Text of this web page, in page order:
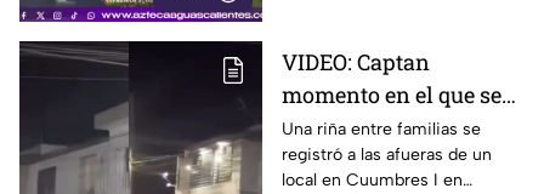
VIDEO: Captan
momento en el que se
desata riña entre
familias en Cumbres I
Una riña entre familias se
registró a las afueras de un
local en Cuumbres I en